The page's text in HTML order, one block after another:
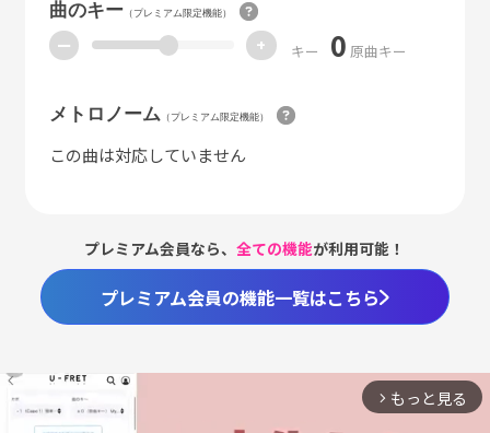
曲のキー（プレミアム限定機能）
ー + キー 0 原曲キー
メトロノーム （プレミアム限定機能）
この曲は対応していません
プレミアム会員なら、全ての機能が利用可能！
プレミアム会員の機能一覧はこちら
arrow_forward_ios もっと見る